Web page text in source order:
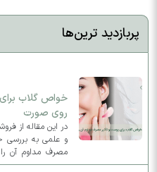
پربازدید ترین‌ها
خواص گلاب
روی صورت
در این مقاله از
و علمی به بررسی
مصرف مداوم آن
کنیم.